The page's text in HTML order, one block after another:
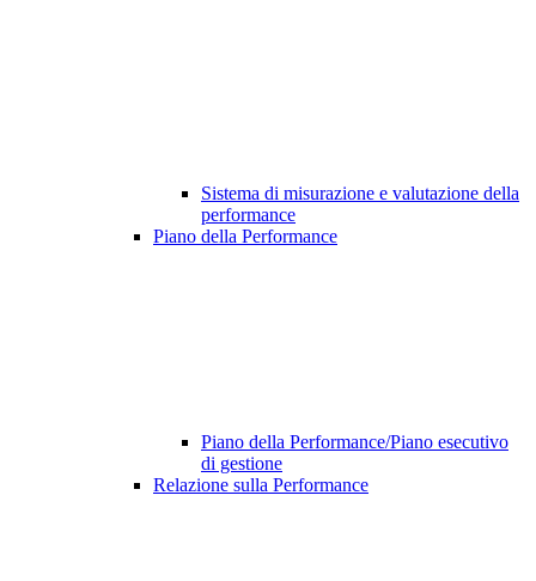
Sistema di misurazione e valutazione della
performance
Piano della Performance
Piano della Performance/Piano esecutivo
di gestione
Relazione sulla Performance